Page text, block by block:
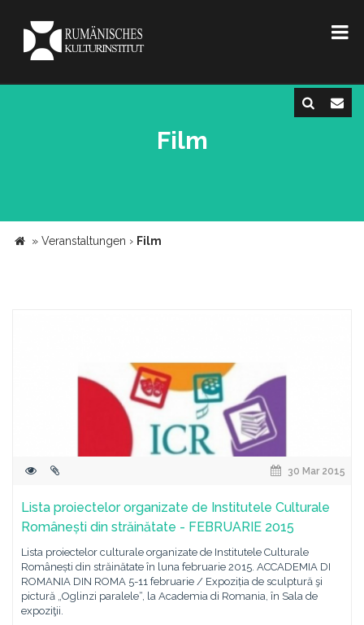
Film
» Veranstaltungen › Film
30 Mar 2015
Lista proiectelor organizate de Institutele Culturale
Românești din străinătate - FEBRUARIE 2015
Lista proiectelor culturale organizate de Institutele Culturale
Românești din străinătate în luna februarie 2015. ACCADEMIA DI
ROMANIA DIN ROMA 5-11 februarie / Expoziția de sculptură şi
pictură „Oglinzi paralele“, la Academia di Romania, în Sala de
expoziţii.